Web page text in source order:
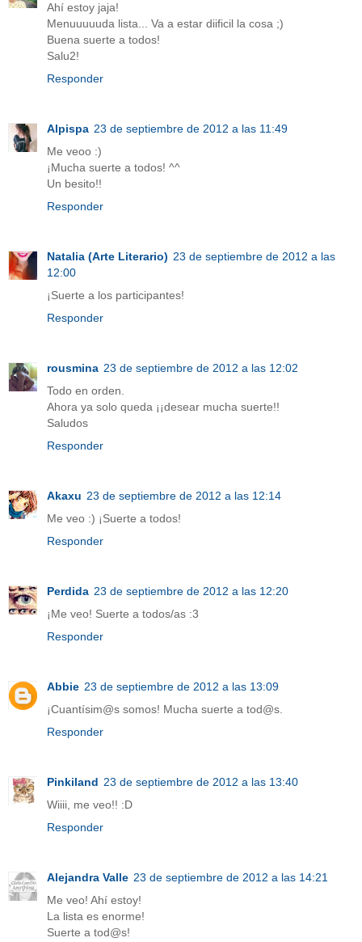
Ahí estoy jaja!
Menuuuuuda lista... Va a estar diificil la cosa ;)
Buena suerte a todos!
Salu2!
Responder
Alpispa 23 de septiembre de 2012 a las 11:49
Me veoo :)
¡Mucha suerte a todos! ^^
Un besito!!
Responder
Natalia (Arte Literario) 23 de septiembre de 2012 a las
12:00
¡Suerte a los participantes!
Responder
rousmina 23 de septiembre de 2012 a las 12:02
Todo en orden.
Ahora ya solo queda ¡¡desear mucha suerte!!
Saludos
Responder
Akaxu 23 de septiembre de 2012 a las 12:14
Me veo :) ¡Suerte a todos!
Responder
Perdida 23 de septiembre de 2012 a las 12:20
¡Me veo! Suerte a todos/as :3
Responder
Abbie 23 de septiembre de 2012 a las 13:09
¡Cuantísim@s somos! Mucha suerte a tod@s.
Responder
Pinkiland 23 de septiembre de 2012 a las 13:40
Wiiii, me veo!! :D
Responder
Alejandra Valle 23 de septiembre de 2012 a las 14:21
Me veo! Ahí estoy!
La lista es enorme!
Suerte a tod@s!